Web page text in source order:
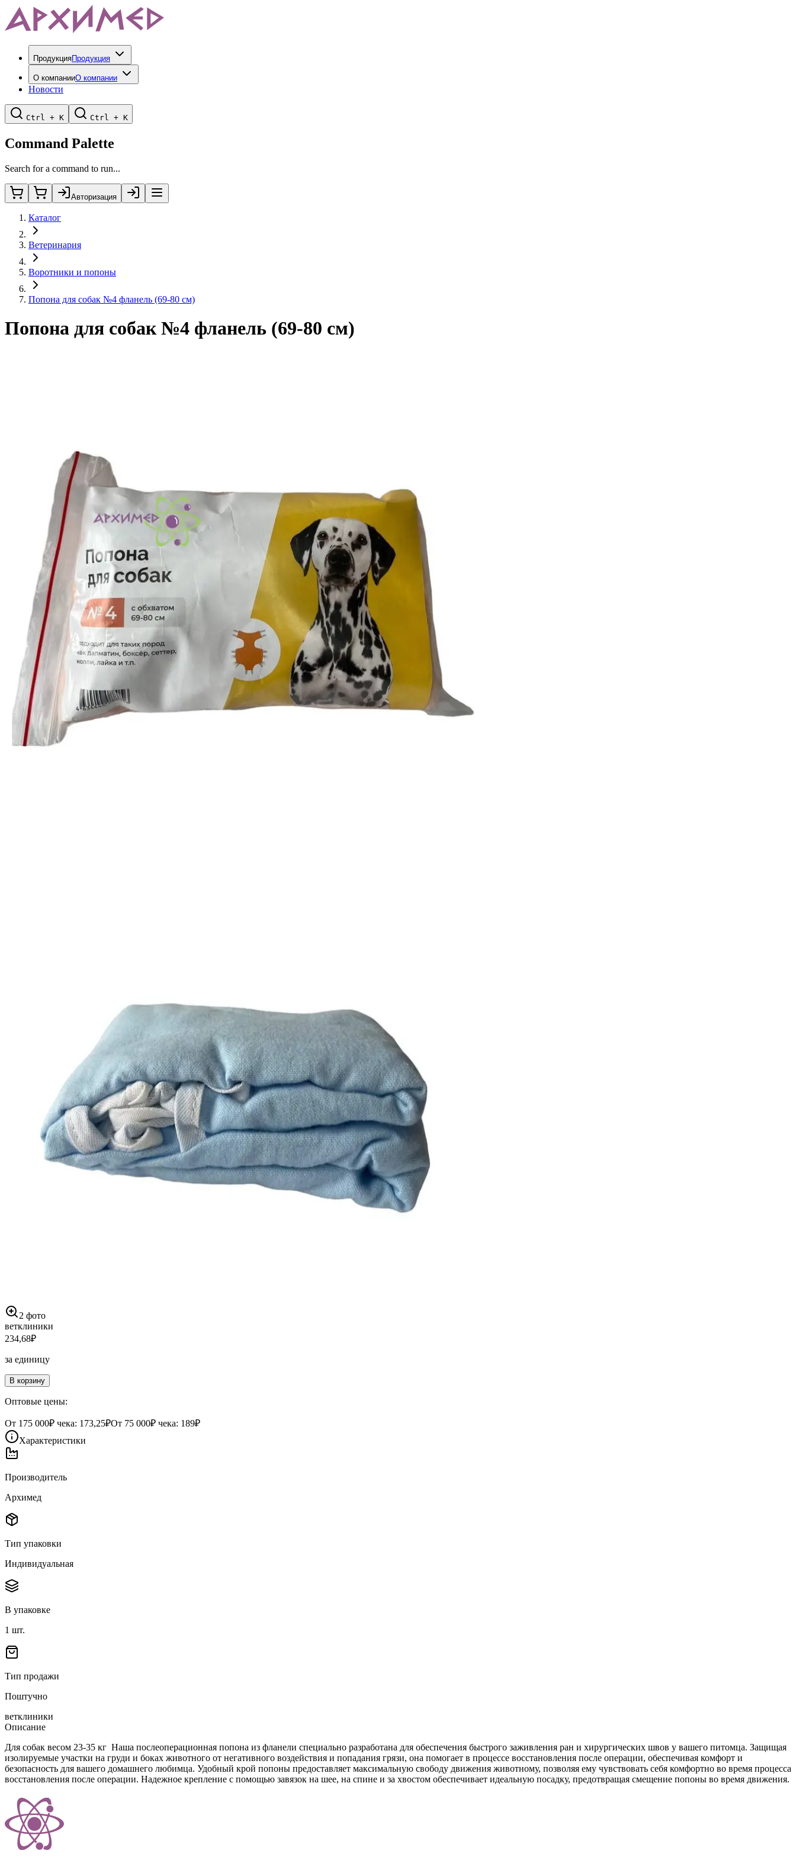
ПродукцияПродукция
О компанииО компании
Новости
Ctrl + K Ctrl + K
Command Palette
Search for a command to run...
Авторизация
Каталог
Ветеринария
Воротники и попоны
Попона для собак №4 фланель (69-80 см)
Попона для собак №4 фланель (69-80 см)
2 фото
ветклиники
234,68₽
за единицу
В корзину
Оптовые цены:
От 175 000₽ чека: 173,25₽От 75 000₽ чека: 189₽
Характеристики
Производитель
Архимед
Тип упаковки
Индивидуальная
В упаковке
1 шт.
Тип продажи
Поштучно
ветклиники
Описание
Для собак весом 23-35 кг Наша послеоперационная попона из фланели специально разработана для обеспечения быстрого заживления ран и хирургических швов у вашего питомца. Защищая
изолируемые участки на груди и боках животного от негативного воздействия и попадания грязи, она помогает в процессе восстановления после операции, обеспечивая комфорт и
безопасность для вашего домашнего любимца. Удобный крой попоны предоставляет максимальную свободу движения животному, позволяя ему чувствовать себя комфортно во время процесса
восстановления после операции. Надежное крепление с помощью завязок на шее, на спине и за хвостом обеспечивает идеальную посадку, предотвращая смещение попоны во время движения.